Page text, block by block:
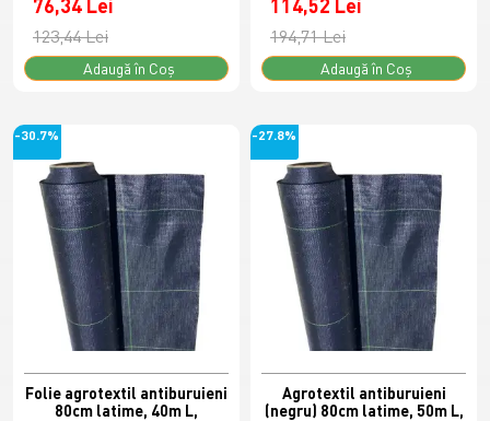
76,34 Lei
123,44 Lei
Adaugă în Coş
114,52 Lei
194,71 Lei
Adaugă în Coş
-30.7%
Folie agrotextil antiburuieni
80cm latime, 40m L,
-27.8%
Agrotextil antiburuieni
(negru) 80cm latime, 50m L,